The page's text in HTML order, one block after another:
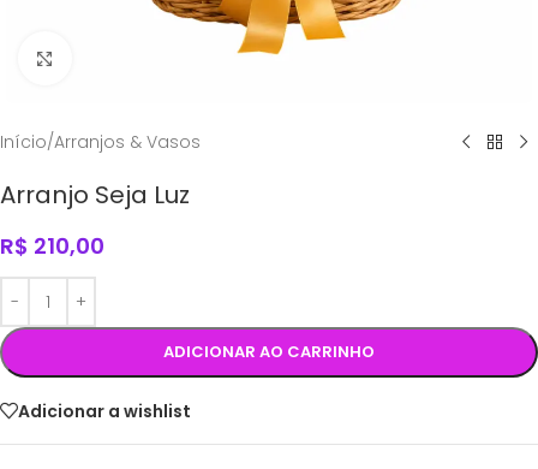
Início/Arranjos & Vasos
Arranjo Seja Luz
R$ 210,00
ADICIONAR AO CARRINHO
Adicionar a wishlist